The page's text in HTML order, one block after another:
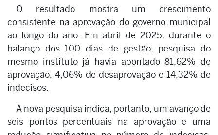
O resultado mostra um crescimento
consistente na aprovação do governo municipal
ao longo do ano. Em abril de 2025, durante o
balanço dos 100 dias de gestão, pesquisa do
mesmo instituto já havia apontado 81,62% de
aprovação, 4,06% de desaprovação e 14,32% de
indecisos.
A nova pesquisa indica, portanto, um avanço de
seis pontos percentuais na aprovação e uma